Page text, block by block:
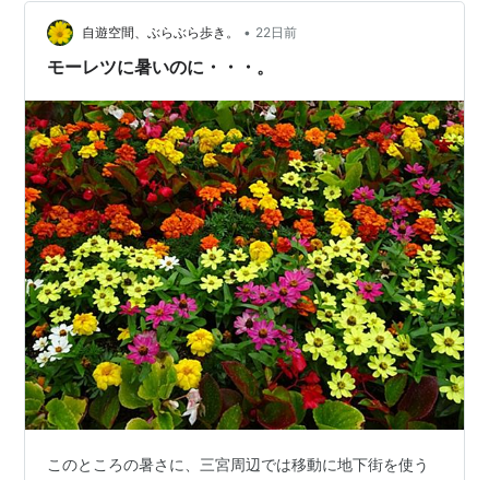
自遊空間、ぶらぶら歩き。 • 22日前
モーレツに暑いのに・・・。
このところの暑さに、三宮周辺では移動に地下街を使う